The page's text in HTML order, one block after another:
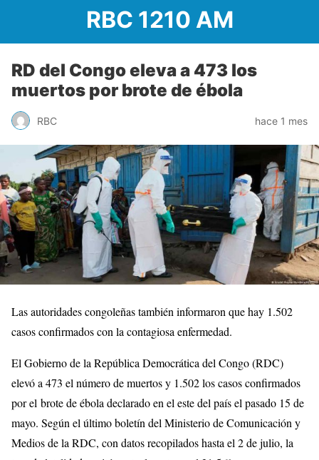
RBC 1210 AM
RD del Congo eleva a 473 los
muertos por brote de ébola
RBC hace 1 mes
Las autoridades congoleñas también informaron que hay 1.502
casos confirmados con la contagiosa enfermedad.
El Gobierno de la República Democrática del Congo (RDC)
elevó a 473 el número de muertos y 1.502 los casos confirmados
por el brote de ébola declarado en el este del país el pasado 15 de
mayo. Según el último boletín del Ministerio de Comunicación y
Medios de la RDC, con datos recopilados hasta el 2 de julio, la